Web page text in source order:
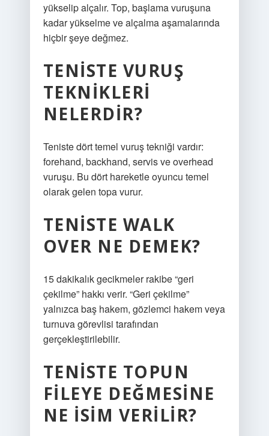
yükselip alçalır. Top, başlama vuruşuna
kadar yükselme ve alçalma aşamalarında
hiçbir şeye değmez.
TENISTE VURUŞ
TEKNIKLERI
NELERDIR?
Teniste dört temel vuruş tekniği vardır:
forehand, backhand, servis ve overhead
vuruşu. Bu dört hareketle oyuncu temel
olarak gelen topa vurur.
TENISTE WALK
OVER NE DEMEK?
15 dakikalık gecikmeler rakibe “geri
çekilme” hakkı verir. “Geri çekilme”
yalnızca baş hakem, gözlemci hakem veya
turnuva görevlisi tarafından
gerçekleştirilebilir.
TENISTE TOPUN
FILEYE DEĞMESINE
NE ISIM VERILIR?